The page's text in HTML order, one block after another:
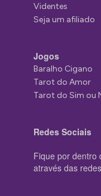
Videntes
Seja um afiliado
Jogos
Baralho Cigano
Tarot do Amor
Tarot do Sim ou
Redes Sociais
Fique por dentro
através das